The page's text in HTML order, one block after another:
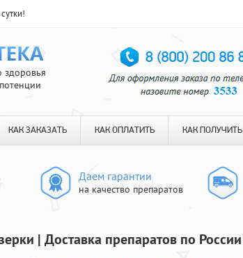
здоровья
КАК ЗАКАЗАТЬ КАК ОПЛАТИТЬ КАК ПОЛУЧИТЬ
Даем гарантии
на качество препаратов
| Доставка препаратов по России